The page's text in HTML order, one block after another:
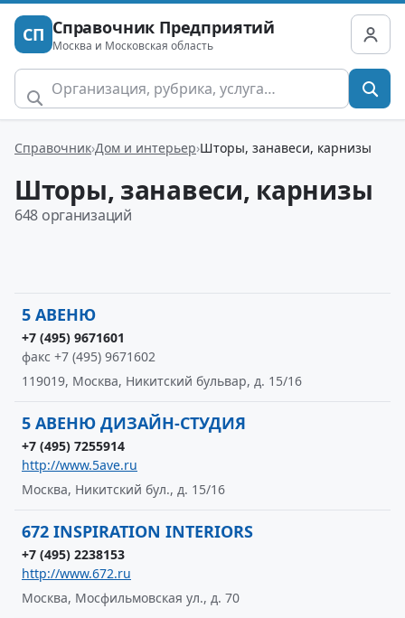
СП Справочник Предприятий
Москва и Московская область
Справочник Дом и интерьер Шторы, занавеси, карнизы
Шторы, занавеси, карнизы
648 организаций
5 АВЕНЮ
+7 (495) 9671601
факс +7 (495) 9671602
119019, Москва, Никитский бульвар, д. 15/16
5 АВЕНЮ ДИЗАЙН-СТУДИЯ
+7 (495) 7255914
http://www.5ave.ru
Москва, Никитский бул., д. 15/16
672 INSPIRATION INTERIORS
+7 (495) 2238153
http://www.672.ru
Москва, Мосфильмовская ул., д. 70